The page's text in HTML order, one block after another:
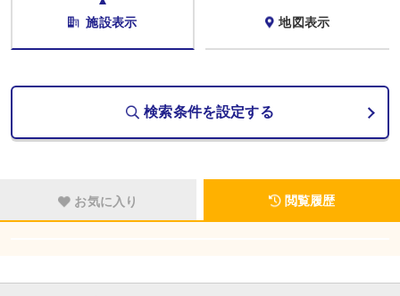
施設表示 地図表示
検索条件を設定する
お気に入り 閲覧履歴